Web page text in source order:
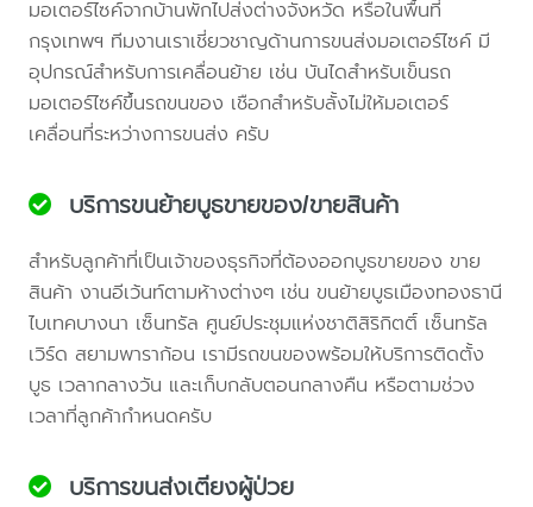
มอเตอร์ไซค์จากบ้านพักไปส่งต่างจังหวัด หรือในพื้นที่
กรุงเทพฯ ทีมงานเราเชี่ยวชาญด้านการขนส่งมอเตอร์ไซค์ มี
อุปกรณ์สำหรับการเคลื่อนย้าย เช่น บันไดสำหรับเข็นรถ
มอเตอร์ไซค์ขึ้นรถขนของ เชือกสำหรับลั้งไม่ให้มอเตอร์
เคลื่อนที่ระหว่างการขนส่ง ครับ
บริการขนย้ายบูธขายของ/ขายสินค้า
สำหรับลูกค้าที่เป็นเจ้าของธุรกิจที่ต้องออกบูธขายของ ขาย
สินค้า งานอีเว้นท์ตามห้างต่างๆ เช่น ขนย้ายบูธเมืองทองธานี
ไบเทคบางนา เซ็นทรัล ศูนย์ประชุมแห่งชาติสิริกิตติ์ เซ็นทรัล
เวิร์ด สยามพาราก้อน เรามีรถขนของพร้อมให้บริการติดตั้ง
บูธ เวลากลางวัน และเก็บกลับตอนกลางคืน หรือตามช่วง
เวลาที่ลูกค้ากำหนดครับ
บริการขนส่งเตียงผู้ป่วย